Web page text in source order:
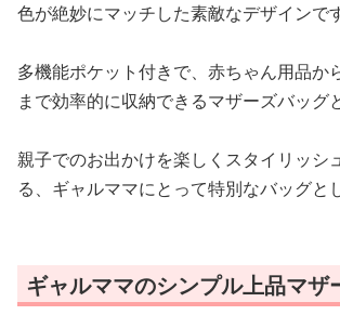
色が絶妙にマッチした素敵なデザインです
多機能ポケット付きで、赤ちゃん用品か
まで効率的に収納できるマザーズバッグ
親子でのお出かけを楽しくスタイリッシ
る、ギャルママにとって特別なバッグと
ギャルママのシンプル上品マザ